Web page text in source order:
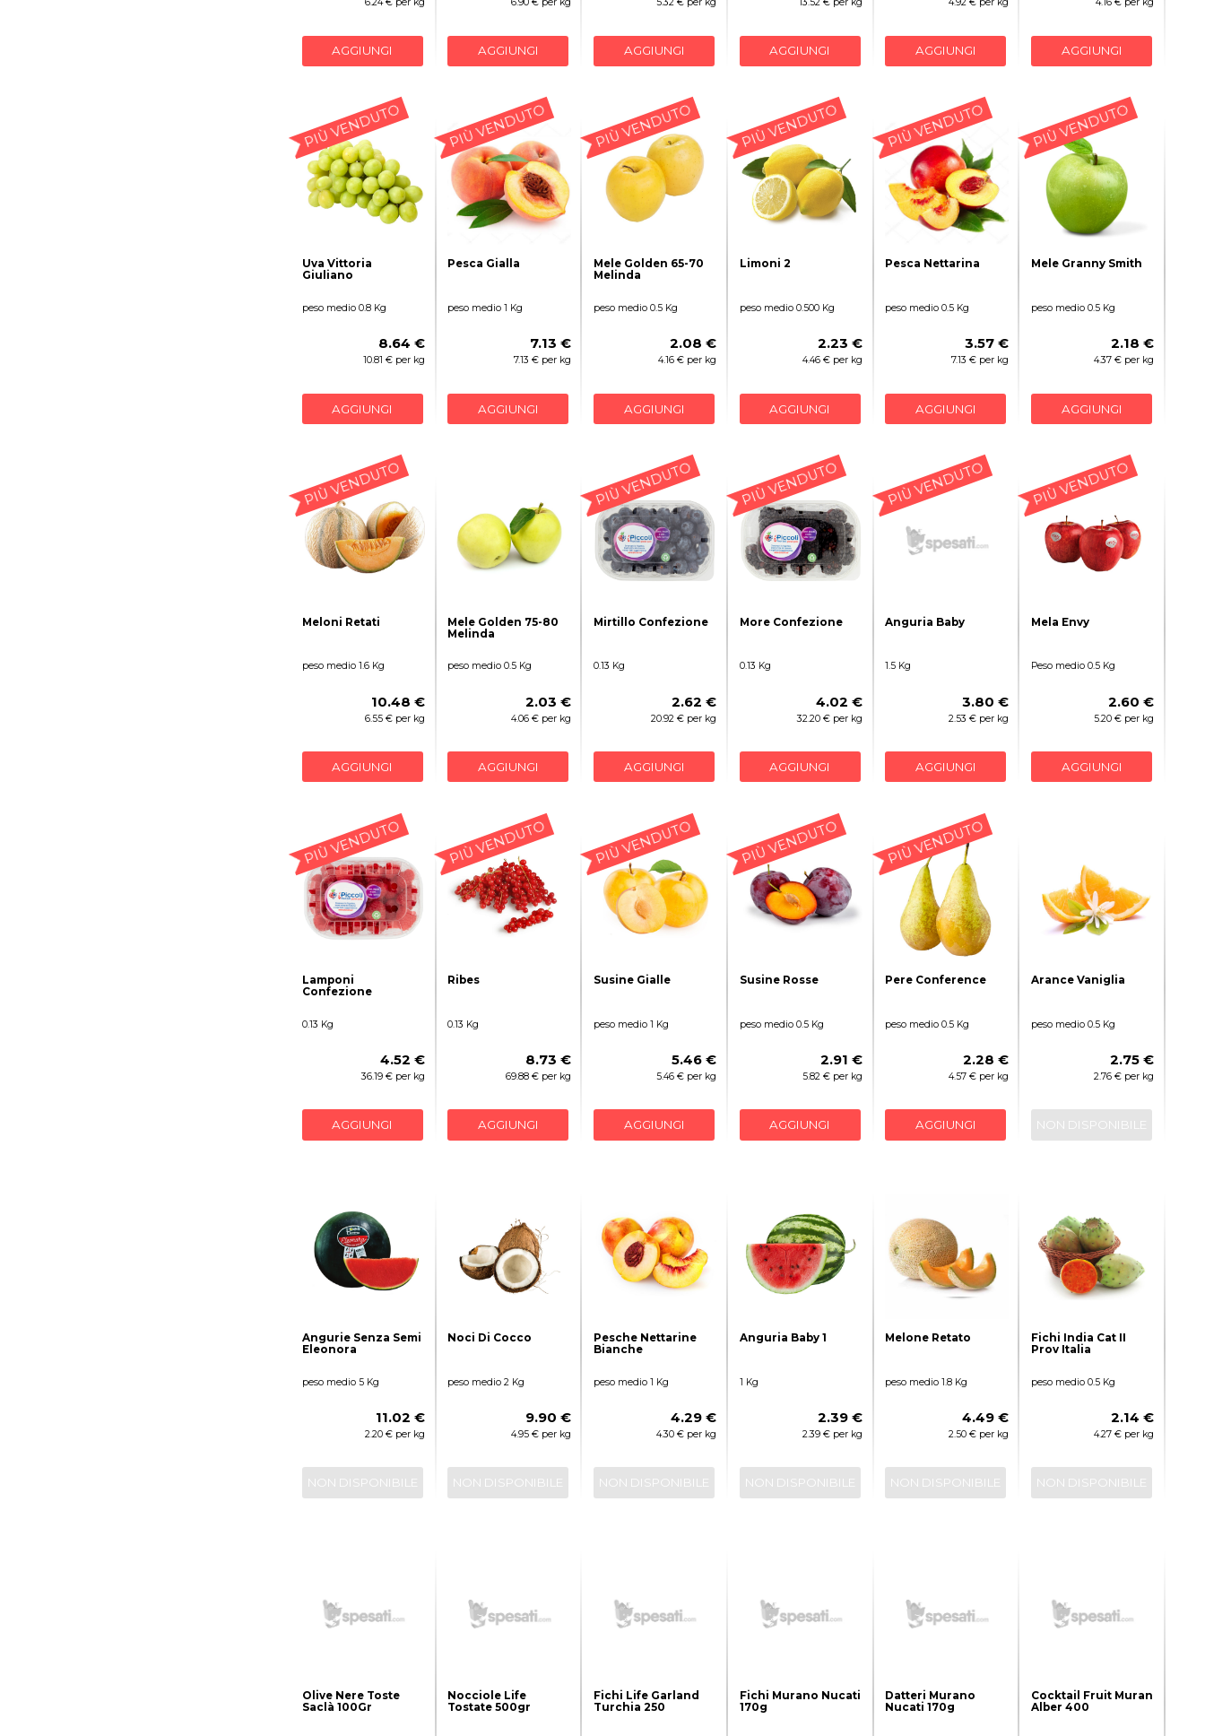
6.24 € per kg
AGGIUNGI
6.90 € per kg
AGGIUNGI
5.32 € per kg
AGGIUNGI
13.52 € per kg
AGGIUNGI
4.92 € per kg
AGGIUNGI
4.16 € per kg
AGGIUNGI
PIÙ VENDUTO
Uva Vittoria
Giuliano
peso medio 0.8 Kg
8.64 €
10.81 € per kg
AGGIUNGI
PIÙ VENDUTO
Pesca Gialla
peso medio 1 Kg
7.13 €
7.13 € per kg
AGGIUNGI
PIÙ VENDUTO
Mele Golden 65-70
Melinda
peso medio 0.5 Kg
2.08 €
4.16 € per kg
AGGIUNGI
PIÙ VENDUTO
Limoni 2
peso medio 0.500 Kg
2.23 €
4.46 € per kg
AGGIUNGI
PIÙ VENDUTO
Pesca Nettarina
peso medio 0.5 Kg
3.57 €
7.13 € per kg
AGGIUNGI
PIÙ VENDUTO
Mele Granny Smith
peso medio 0.5 Kg
2.18 €
4.37 € per kg
AGGIUNGI
PIÙ VENDUTO
Meloni Retati
peso medio 1.6 Kg
10.48 €
6.55 € per kg
AGGIUNGI
Mele Golden 75-80
Melinda
peso medio 0.5 Kg
2.03 €
4.06 € per kg
AGGIUNGI
PIÙ VENDUTO
Mirtillo Confezione
0.13 Kg
2.62 €
20.92 € per kg
AGGIUNGI
PIÙ VENDUTO
More Confezione
0.13 Kg
4.02 €
32.20 € per kg
AGGIUNGI
PIÙ VENDUTO
Anguria Baby
1.5 Kg
3.80 €
2.53 € per kg
AGGIUNGI
PIÙ VENDUTO
Mela Envy
Peso medio 0.5 Kg
2.60 €
5.20 € per kg
AGGIUNGI
PIÙ VENDUTO
Lamponi
Confezione
0.13 Kg
4.52 €
36.19 € per kg
AGGIUNGI
PIÙ VENDUTO
Ribes
0.13 Kg
8.73 €
69.88 € per kg
AGGIUNGI
PIÙ VENDUTO
Susine Gialle
peso medio 1 Kg
5.46 €
5.46 € per kg
AGGIUNGI
PIÙ VENDUTO
Susine Rosse
peso medio 0.5 Kg
2.91 €
5.82 € per kg
AGGIUNGI
PIÙ VENDUTO
Pere Conference
peso medio 0.5 Kg
2.28 €
4.57 € per kg
AGGIUNGI
Arance Vaniglia
peso medio 0.5 Kg
2.75 €
2.76 € per kg
NON DISPONIBILE
Angurie Senza Semi
Eleonora
peso medio 5 Kg
11.02 €
2.20 € per kg
NON DISPONIBILE
Noci Di Cocco
peso medio 2 Kg
9.90 €
4.95 € per kg
NON DISPONIBILE
Pesche Nettarine
Bianche
peso medio 1 Kg
4.29 €
4.30 € per kg
NON DISPONIBILE
Anguria Baby 1
1 Kg
2.39 €
2.39 € per kg
NON DISPONIBILE
Melone Retato
peso medio 1.8 Kg
4.49 €
2.50 € per kg
NON DISPONIBILE
Fichi India Cat II
Prov Italia
peso medio 0.5 Kg
2.14 €
4.27 € per kg
NON DISPONIBILE
Olive Nere Toste
Saclà 100Gr
Nocciole Life
Tostate 500gr
Fichi Life Garland
Turchia 250
Fichi Murano Nucati
170g
Datteri Murano
Nucati 170g
Cocktail Fruit Muran
Alber 400